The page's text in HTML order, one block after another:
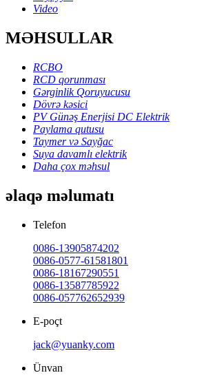
Video
MƏHSULLAR
RCBO
RCD qorunması
Gərginlik Qoruyucusu
Dövrə kəsici
PV Günəş Enerjisi DC Elektrik
Paylama qutusu
Taymer və Sayğac
Suya davamlı elektrik
Daha çox məhsul
əlaqə məlumatı
Telefon
0086-13905874202
0086-0577-61581801
0086-18167290551
0086-13587785922
0086-057762652939
E-poçt
jack@yuanky.com
Ünvan